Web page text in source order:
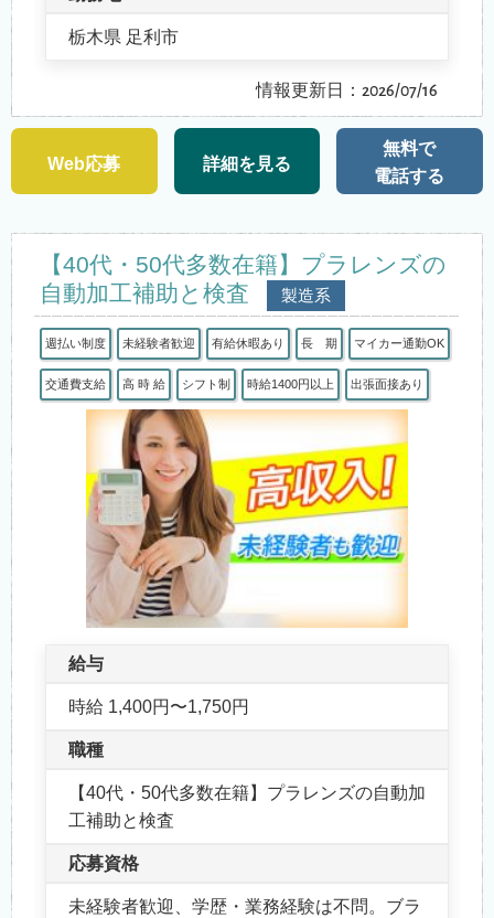
栃木県 足利市
情報更新日：2026/07/16
Web応募 詳細を見る
無料で
電話する
【40代・50代多数在籍】プラレンズの
自動加工補助と検査
製造系
週払い制度 未経験者歓迎 有給休暇あり 長 期 マイカー通勤OK
交通費支給 高 時 給 シフト制 時給1400円以上 出張面接あり
給与
時給 1,400円〜1,750円
職種
【40代・50代多数在籍】プラレンズの自動加
工補助と検査
応募資格
未経験者歓迎、学歴・業務経験は不問。ブラ